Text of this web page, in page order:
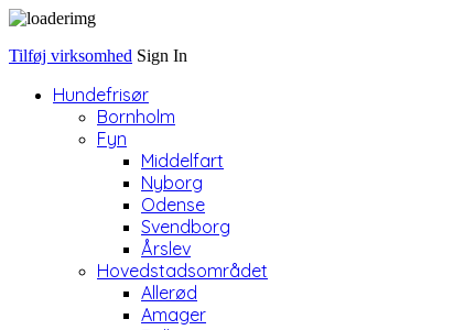
Tilføj virksomhed Sign In
Hundefrisør
Bornholm
Fyn
Middelfart
Nyborg
Odense
Svendborg
Årslev
Hovedstadsområdet
Allerød
Amager